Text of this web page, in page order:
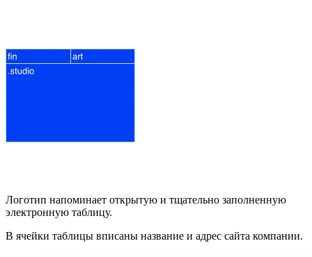
Логотип напоминает открытую и тщательно заполненную
электронную таблицу.
В ячейки таблицы вписаны название и адрес сайта компании.